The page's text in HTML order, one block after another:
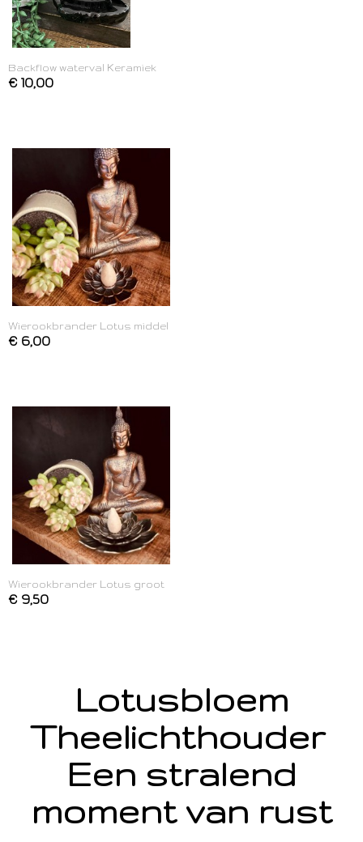
Backflow waterval Keramiek
€ 10,00
Wierookbrander Lotus middel
€ 6,00
Wierookbrander Lotus groot
€ 9,50
Lotusbloem
Theelichthouder
Een stralend
moment van rust